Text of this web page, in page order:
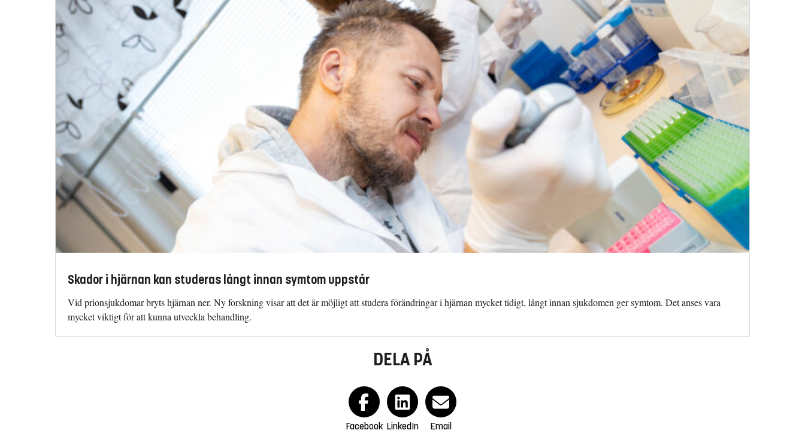
Skador i hjärnan kan studeras långt innan symtom uppstår
Vid prionsjukdomar bryts hjärnan ner. Ny forskning visar att det är möjligt att studera förändringar i hjärnan mycket tidigt, långt innan sjukdomen ger symtom. Det anses vara
mycket viktigt för att kunna utveckla behandling.
DELA PÅ
Facebook LinkedIn Email